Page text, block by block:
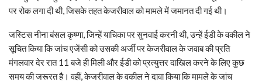
पर रोक लगा दी थी, जिसके तहत केजरीवाल को मामले में जमानत दी गई थी।
जस्टिस नीना बंसल कृष्णा, जिन्हें याचिका पर सुनवाई करनी थी, उन्हें ईडी के वकील ने
सूचित किया कि जांच एजेंसी को उसकी अर्जी पर केजरीवाल के जवाब की प्रति
मंगलवार देर रात 11 बजे ही मिली और ईडी को प्रत्युत्तर दाखिल करने के लिए कुछ
समय की जरूरत है। वहीं, केजरीवाल के वकील ने दावा किया कि मामले के जांच